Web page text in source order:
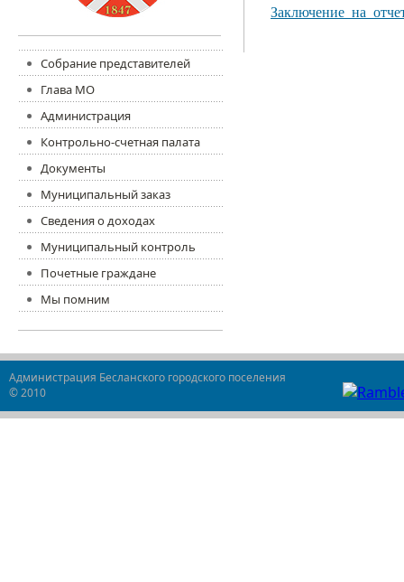
Собрание представителей
Глава МО
Администрация
Контрольно-счетная палата
Документы
Муниципальный заказ
Сведения о доходах
Муниципальный контроль
Почетные граждане
Мы помним
Администрация Бесланского городского поселения
© 2010